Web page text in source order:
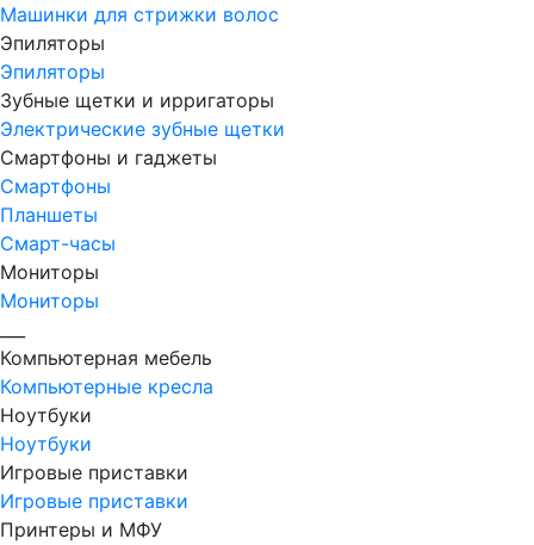
Машинки для стрижки волос
Эпиляторы
Эпиляторы
Зубные щетки и ирригаторы
Электрические зубные щетки
Смартфоны и гаджеты
Смартфоны
Планшеты
Смарт-часы
Мониторы
Мониторы
Компьютерная мебель
Компьютерные кресла
Ноутбуки
Ноутбуки
Игровые приставки
Игровые приставки
Принтеры и МФУ